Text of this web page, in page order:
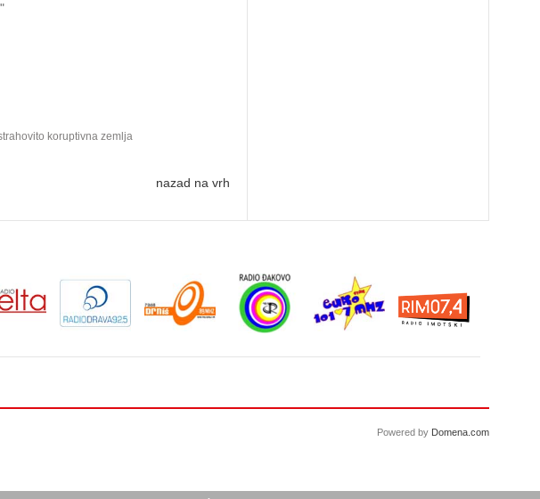
koruptivna zemlja
nazad na vrh
Powered by Domena.com